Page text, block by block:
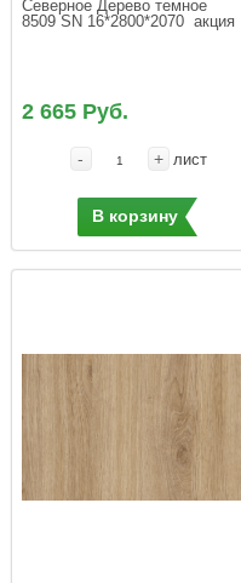
Северное Дерево темное
8509 SN 16*2800*2070  акция
2 665 Руб.
- + лист
В корзину